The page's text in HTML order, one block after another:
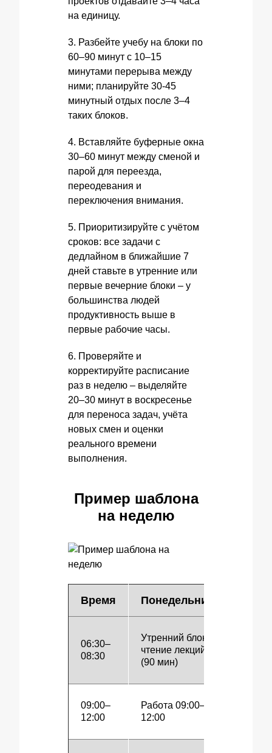
на единицу.
3. Разбейте учебу на блоки по
60–90 минут с 10–15
минутами перерыва между
ними; планируйте 30-45
минутный отдых после 3–4
таких блоков.
4. Вставляйте буферные окна
30–60 минут между сменой и
парой для переезда,
переодевания и
переключения внимания.
5. Приоритизируйте с учётом
сроков: все задачи с
дедлайном в ближайшие 7
дней ставьте в утренние или
первые вечерние блоки – у
большинства людей
продуктивность выше в
первые рабочие часы.
6. Проверяйте и
корректируйте расписание
раз в неделю – выделяйте
20–30 минут в воскресенье
для переноса задач, учёта
новых смен и оценки
реального времени
выполнения.
Пример шаблона
на неделю
Время Понедельник
06:30–
08:30
Утренний блок:
чтение лекций
(90 мин)
09:00–
12:00
Работа 09:00–
12:00